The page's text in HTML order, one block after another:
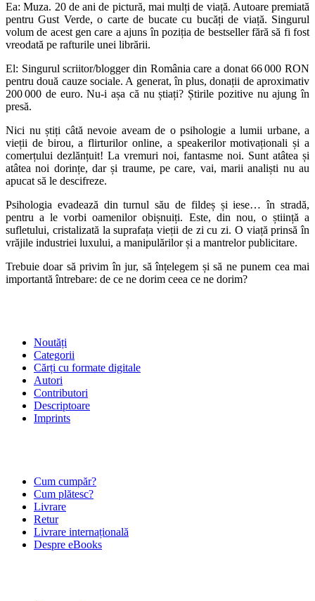
Ea: Muza. 20 de ani de pictură, mai mulți de viață. Autoare premiată
pentru Gust Verde, o carte de bucate cu bucăți de viață. Singurul
volum de acest gen care a ajuns în poziția de bestseller fără să fi fost
vreodată pe rafturile unei librării.
El: Singurul scriitor/blogger din România care a donat 66 000 RON
pentru două cauze sociale. A generat, în plus, donații de aproximativ
200 000 de euro. Nu-i așa că nu știați? Știrile pozitive nu ajung în
presă.
Nici nu știți câtă nevoie aveam de o psihologie a lumii urbane, a
vieții de birou, a flirturilor online, a speakerilor motivaționali și a
comerțului dezlănțuit! La vremuri noi, fantasme noi. Sunt atâtea și
atâtea noi dorințe, dar și traume, pe care, vai, marii analiști nu au
apucat să le descifreze.
Psihologia evadează din turnul său de fildeș și iese… în stradă,
pentru a le vorbi oamenilor obișnuiți. Este, din nou, o știință a
sufletului, cristalizată la suprafața vieții de zi cu zi. O viață prinsă în
vrăjile industriei luxului, a manipulărilor și a mantrelor publicitare.
Trebuie doar să privim în jur, să înțelegem și să ne punem cea mai
importantă întrebare: de ce ne dorim ceea ce ne dorim?
Noutăți
Categorii
Cărți cu formate digitale
Autori
Contributori
Descriptoare
Imprints
Cum cumpăr?
Cum plătesc?
Livrare
Retur
Livrare internațională
Despre eBooks